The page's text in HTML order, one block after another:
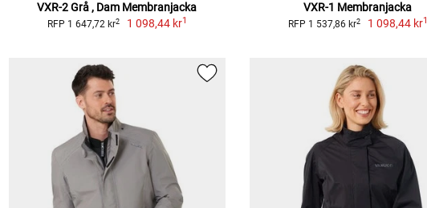
VXR-2 Grå , Dam Membranjacka
RFP 1 647,72 kr2 1 098,44 kr1
VXR-1 Membranjacka
RFP 1 537,86 kr2 1 098,44 kr1